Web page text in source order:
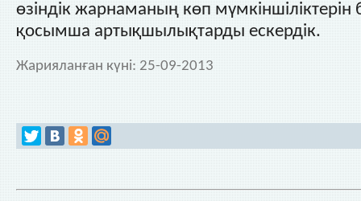
өзіндік жарнаманың көп мүмкіншіліктерін
қосымша артықшылықтарды ескердік.
Жарияланған күні: 25-09-2013